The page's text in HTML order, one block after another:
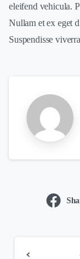
eleifend vehicula.
Nullam et ex eget
Suspendisse